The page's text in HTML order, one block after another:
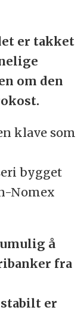
er takket
om den
klave som
bygget
Nomex
å
fra
er